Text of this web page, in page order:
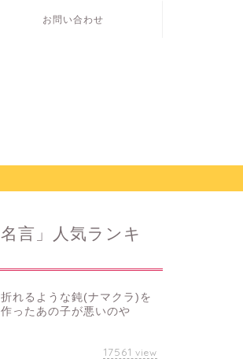
お問い合わせ
折れるような鈍(ナマクラ)を
作ったあの子が悪いのや
17561 view